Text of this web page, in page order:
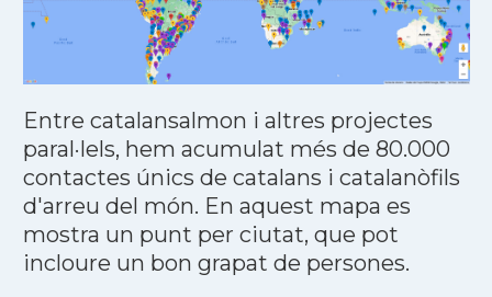
Entre catalansalmon i altres projectes
paral·lels, hem acumulat més de 80.000
contactes únics de catalans i catalanòfils
d'arreu del món. En aquest mapa es
mostra un punt per ciutat, que pot
incloure un bon grapat de persones.